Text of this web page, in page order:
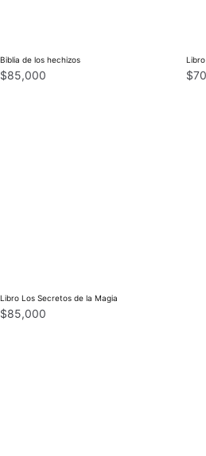
Biblia de los hechizos
$85,000 $
Libro Los Secretos de la Magia
$85,000